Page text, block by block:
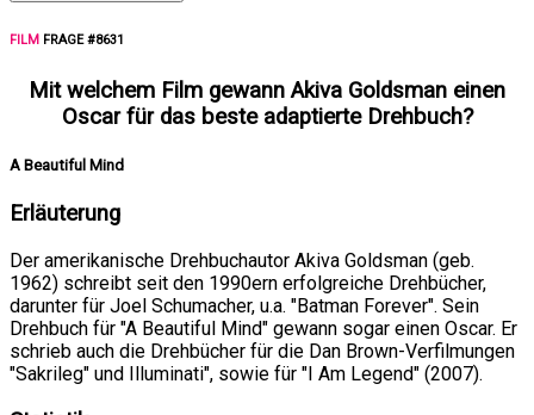
FILM FRAGE #8631
Mit welchem Film gewann Akiva Goldsman einen
Oscar für das beste adaptierte Drehbuch?
A Beautiful Mind
Erläuterung
Der amerikanische Drehbuchautor Akiva Goldsman (geb.
1962) schreibt seit den 1990ern erfolgreiche Drehbücher,
darunter für Joel Schumacher, u.a. "Batman Forever". Sein
Drehbuch für "A Beautiful Mind" gewann sogar einen Oscar. Er
schrieb auch die Drehbücher für die Dan Brown-Verfilmungen
"Sakrileg" und Illuminati", sowie für "I Am Legend" (2007).